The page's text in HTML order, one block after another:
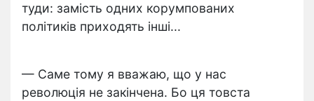
туди: замість одних корумпованих
політиків приходять інші...
— Саме тому я вважаю, що у нас
революція не закінчена. Бо ця товста